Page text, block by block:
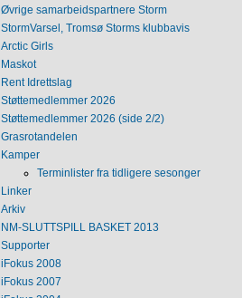
Øvrige samarbeidspartnere Storm
StormVarsel, Tromsø Storms klubbavis
Arctic Girls
Maskot
Rent Idrettslag
Støttemedlemmer 2026
Støttemedlemmer 2026 (side 2/2)
Grasrotandelen
Kamper
Terminlister fra tidligere sesonger
Linker
Arkiv
NM‐SLUTTSPILL BASKET 2013
Supporter
iFokus 2008
iFokus 2007